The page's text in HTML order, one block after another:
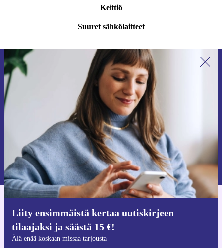
Keittiö
Suuret sähkölaitteet
Liity ensimmäistä kertaa uutiskirjeen
tilaajaksi ja säästä 15 €!
Älä enää koskaan missaa tarjousta
Liity ensimmäistä kertaa uutiskirjeen
tilaajaksi ja säästä 15 €!
Älä missaa enää yhtäkään tarjousta.
Pyydä etukuponki
Lisätietoja henkilötietojen käytöstä löydättietosuojaselosteestamme.
iOS:lle ja Androidille